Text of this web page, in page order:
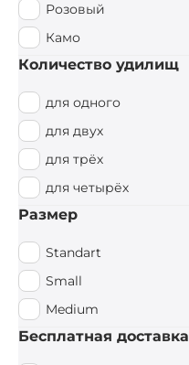
Розовый
Камо
Количество удилищ
для одного
для двух
для трёх
для четырёх
Размер
Standart
Small
Medium
Бесплатная доставка